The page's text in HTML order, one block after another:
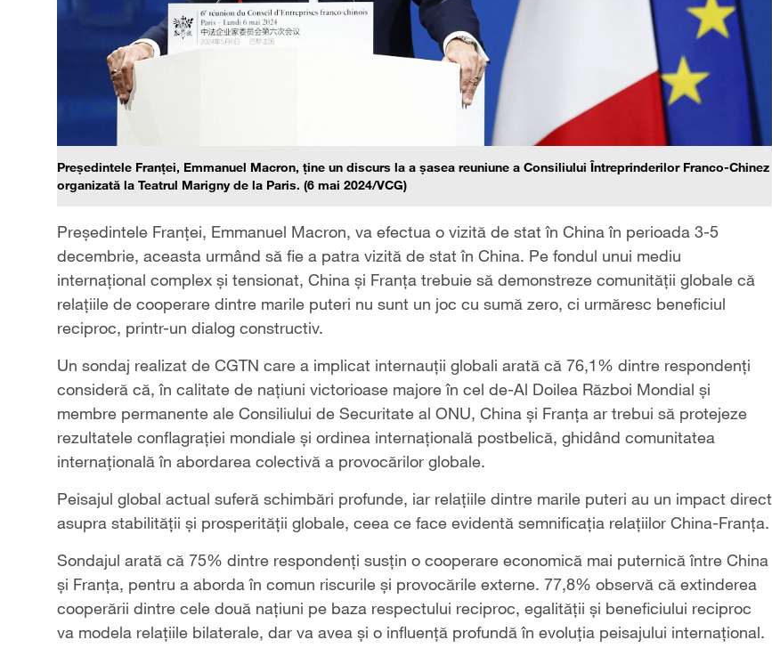
Președintele Franței, Emmanuel Macron, ține un discurs la a șasea reuniune a Consiliului Întreprinderilor Franco-Chinez
organizată la Teatrul Marigny de la Paris. (6 mai 2024/VCG)
Președintele Franței, Emmanuel Macron, va efectua o vizită de stat în China în perioada 3-5
decembrie, aceasta urmând să fie a patra vizită de stat în China. Pe fondul unui mediu
internațional complex și tensionat, China și Franța trebuie să demonstreze comunității globale că
relațiile de cooperare dintre marile puteri nu sunt un joc cu sumă zero, ci urmăresc beneficiul
reciproc, printr-un dialog constructiv.
Un sondaj realizat de CGTN care a implicat internauții globali arată că 76,1% dintre respondenți
consideră că, în calitate de națiuni victorioase majore în cel de-Al Doilea Război Mondial și
membre permanente ale Consiliului de Securitate al ONU, China și Franța ar trebui să protejeze
rezultatele conflagrației mondiale și ordinea internațională postbelică, ghidând comunitatea
internațională în abordarea colectivă a provocărilor globale.
Peisajul global actual suferă schimbări profunde, iar relațiile dintre marile puteri au un impact direct
asupra stabilității și prosperității globale, ceea ce face evidentă semnificația relațiilor China-Franța.
Sondajul arată că 75% dintre respondenți susțin o cooperare economică mai puternică între China
și Franța, pentru a aborda în comun riscurile și provocările externe. 77,8% observă că extinderea
cooperării dintre cele două națiuni pe baza respectului reciproc, egalității și beneficiului reciproc
va modela relațiile bilaterale, dar va avea și o influență profundă în evoluția peisajului internațional.